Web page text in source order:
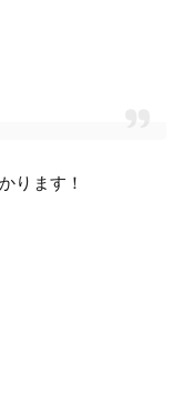
ります！